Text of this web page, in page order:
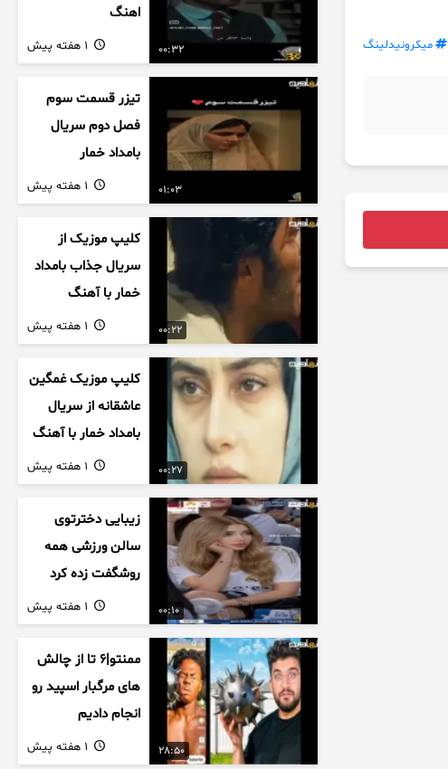
میکرونیدلینگ 00:32
اهنگ
01:03
تیزر قسمت سوم
فصل دوم سریال
بامداد خمار
00:22
کلیپ موزیک از
سریال جذاب بامداد
خمار با آهنگ
عاشقانه
00:27
کلیپ موزیک غمگین
عاشقانه از سریال
بامداد خمار با آهنگ
احسان خواجه امیری
00:10
زیبایی دخترتوی
سالن ورزشی همه
روشگفت زده کرد
28:50
ممنتو|۶ تا از چالش
های مرگبار اسپید رو
انجام دادیم